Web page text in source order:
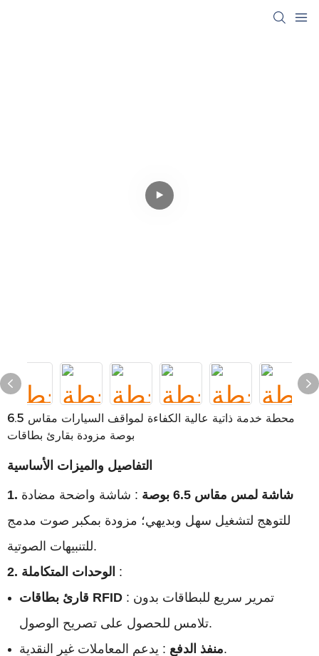
محطة خدمة ذاتية عالية الكفاءة لمواقف السيارات مقاس 6.5
بوصة مزودة بقارئ بطاقات
التفاصيل والميزات الأساسية
1. شاشة لمس مقاس 6.5 بوصة
: شاشة واضحة مضادة
للتوهج لتشغيل سهل وبديهي؛ مزودة بمكبر صوت مدمج
للتنبيهات الصوتية.
2. الوحدات المتكاملة :
قارئ بطاقات RFID: تمرير سريع للبطاقات بدون
تلامس للحصول على تصريح الوصول.
منفذ الدفع: يدعم المعاملات غير النقدية.